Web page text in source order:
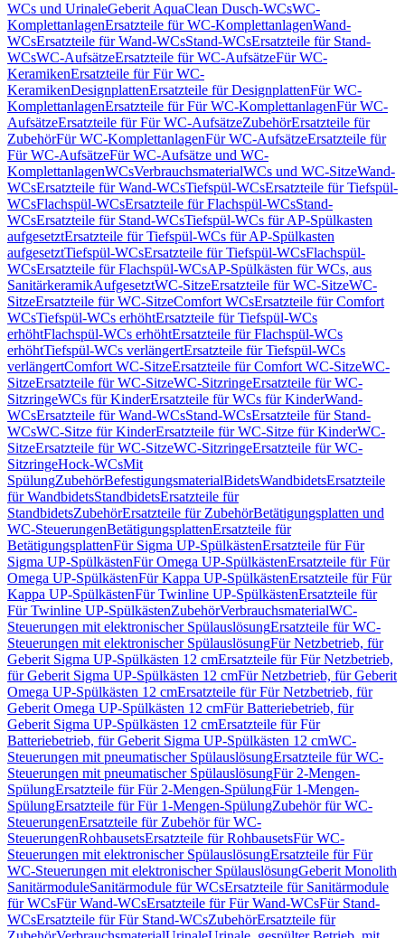
WCs und UrinaleGeberit AquaClean Dusch-WCsWC-
KomplettanlagenErsatzteile für WC-KomplettanlagenWand-
WCsErsatzteile für Wand-WCsStand-WCsErsatzteile für Stand-
WCsWC-AufsätzeErsatzteile für WC-AufsätzeFür WC-
KeramikenErsatzteile für Für WC-
KeramikenDesignplattenErsatzteile für DesignplattenFür WC-
KomplettanlagenErsatzteile für Für WC-KomplettanlagenFür WC-
AufsätzeErsatzteile für Für WC-AufsätzeZubehörErsatzteile für
ZubehörFür WC-KomplettanlagenFür WC-AufsätzeErsatzteile für
Für WC-AufsätzeFür WC-Aufsätze und WC-
KomplettanlagenWCsVerbrauchsmaterialWCs und WC-SitzeWand-
WCsErsatzteile für Wand-WCsTiefspül-WCsErsatzteile für Tiefspül-
WCsFlachspül-WCsErsatzteile für Flachspül-WCsStand-
WCsErsatzteile für Stand-WCsTiefspül-WCs für AP-Spülkasten
aufgesetztErsatzteile für Tiefspül-WCs für AP-Spülkasten
aufgesetztTiefspül-WCsErsatzteile für Tiefspül-WCsFlachspül-
WCsErsatzteile für Flachspül-WCsAP-Spülkästen für WCs, aus
SanitärkeramikAufgesetztWC-SitzeErsatzteile für WC-SitzeWC-
SitzeErsatzteile für WC-SitzeComfort WCsErsatzteile für Comfort
WCsTiefspül-WCs erhöhtErsatzteile für Tiefspül-WCs
erhöhtFlachspül-WCs erhöhtErsatzteile für Flachspül-WCs
erhöhtTiefspül-WCs verlängertErsatzteile für Tiefspül-WCs
verlängertComfort WC-SitzeErsatzteile für Comfort WC-SitzeWC-
SitzeErsatzteile für WC-SitzeWC-SitzringeErsatzteile für WC-
SitzringeWCs für KinderErsatzteile für WCs für KinderWand-
WCsErsatzteile für Wand-WCsStand-WCsErsatzteile für Stand-
WCsWC-Sitze für KinderErsatzteile für WC-Sitze für KinderWC-
SitzeErsatzteile für WC-SitzeWC-SitzringeErsatzteile für WC-
SitzringeHock-WCsMit
SpülungZubehörBefestigungsmaterialBidetsWandbidetsErsatzteile
für WandbidetsStandbidetsErsatzteile für
StandbidetsZubehörErsatzteile für ZubehörBetätigungsplatten und
WC-SteuerungenBetätigungsplattenErsatzteile für
BetätigungsplattenFür Sigma UP-SpülkästenErsatzteile für Für
Sigma UP-SpülkästenFür Omega UP-SpülkästenErsatzteile für Für
Omega UP-SpülkästenFür Kappa UP-SpülkästenErsatzteile für Für
Kappa UP-SpülkästenFür Twinline UP-SpülkästenErsatzteile für
Für Twinline UP-SpülkästenZubehörVerbrauchsmaterialWC-
Steuerungen mit elektronischer SpülauslösungErsatzteile für WC-
Steuerungen mit elektronischer SpülauslösungFür Netzbetrieb, für
Geberit Sigma UP-Spülkästen 12 cmErsatzteile für Für Netzbetrieb,
für Geberit Sigma UP-Spülkästen 12 cmFür Netzbetrieb, für Geberit
Omega UP-Spülkästen 12 cmErsatzteile für Für Netzbetrieb, für
Geberit Omega UP-Spülkästen 12 cmFür Batteriebetrieb, für
Geberit Sigma UP-Spülkästen 12 cmErsatzteile für Für
Batteriebetrieb, für Geberit Sigma UP-Spülkästen 12 cmWC-
Steuerungen mit pneumatischer SpülauslösungErsatzteile für WC-
Steuerungen mit pneumatischer SpülauslösungFür 2-Mengen-
SpülungErsatzteile für Für 2-Mengen-SpülungFür 1-Mengen-
SpülungErsatzteile für Für 1-Mengen-SpülungZubehör für WC-
SteuerungenErsatzteile für Zubehör für WC-
SteuerungenRohbausetsErsatzteile für RohbausetsFür WC-
Steuerungen mit elektronischer SpülauslösungErsatzteile für Für
WC-Steuerungen mit elektronischer SpülauslösungGeberit Monolith
SanitärmoduleSanitärmodule für WCsErsatzteile für Sanitärmodule
für WCsFür Wand-WCsErsatzteile für Für Wand-WCsFür Stand-
WCsErsatzteile für Für Stand-WCsZubehörErsatzteile für